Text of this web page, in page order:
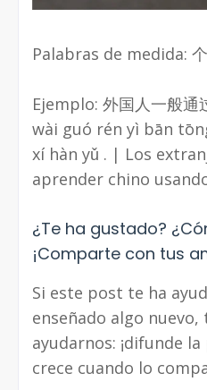
Palabras de medida:
Ejemplo: 外国人一般通
wài guó rén yì bān
xí hàn yǔ . | Los
aprender chino
¿Te ha gustado?
¡Comparte con tus
Si este post te ha
enseñado algo
ayudarnos: ¡difunde
crece cuando lo